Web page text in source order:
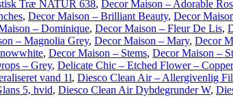
Træ NATUR 638, Decor Maison – Adorable
, Decor Maison – Brilliant Beauty, Decor
– Dominique, Decor Maison – Fleur De Lis,
– Magnolia Grey, Decor Maison – Mary, Decor
, Decor Maison – Stems, Decor Maison –
– Grey, Delicate Chic – Etched Flower – Copper
vand 1l, Diesco Clean Air – Allergivenlig
5, hvid, Diesco Clean Air Dybdegrunder W,